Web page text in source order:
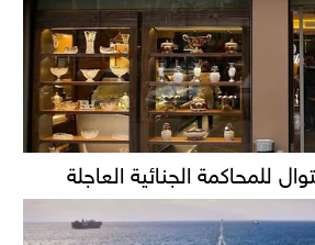
للمحاكمة الجنائية العاجلة